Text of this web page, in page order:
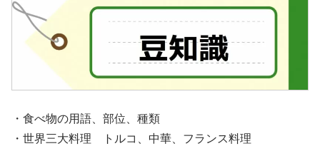
・食べ物の用語、部位、種類
・世界三大料理 トルコ、中華、フランス料理